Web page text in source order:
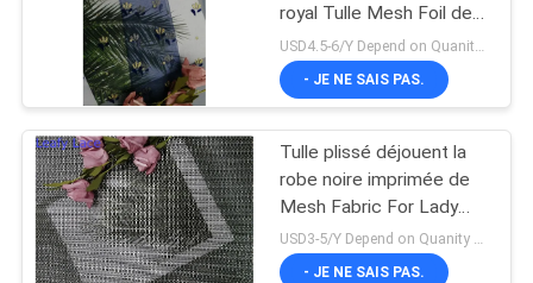
Tissu perlé de
broderie
39
royal Tulle Mesh Foil de
dentelle a imprimé le
tissu
- JE NE SAIS PAS.
Tulle plissé déjouent la
robe noire imprimée de
Mesh Fabric For Lady
Evening de scintillement USD3-5/Y Depend on Quanity MOQ:10yards
- JE NE SAIS PAS.